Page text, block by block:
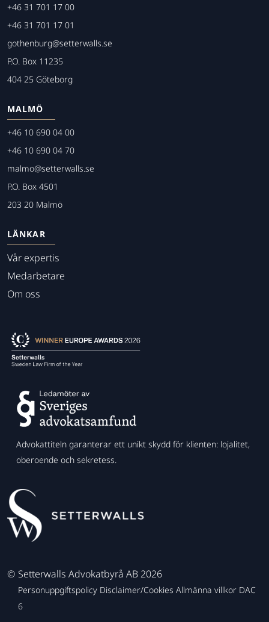
+46 31 701 17 00
+46 31 701 17 01
gothenburg@setterwalls.se
P.O. Box 11235
404 25 Göteborg
MALMÖ
+46 10 690 04 00
+46 10 690 04 70
malmo@setterwalls.se
P.O. Box 4501
203 20 Malmö
LÄNKAR
Vår expertis
Medarbetare
Om oss
Advokattiteln garanterar ett unikt skydd för klienten: lojalitet,
oberoende och sekretess.
© Setterwalls Advokatbyrå AB 2026
Personuppgiftspolicy Disclaimer/Cookies Allmänna villkor DAC
6